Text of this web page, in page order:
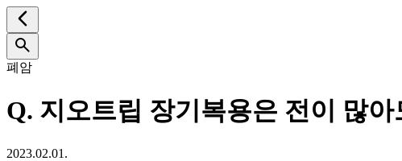
폐암
Q. 지오트립 장기복용은 전이 많
2023.02.01.